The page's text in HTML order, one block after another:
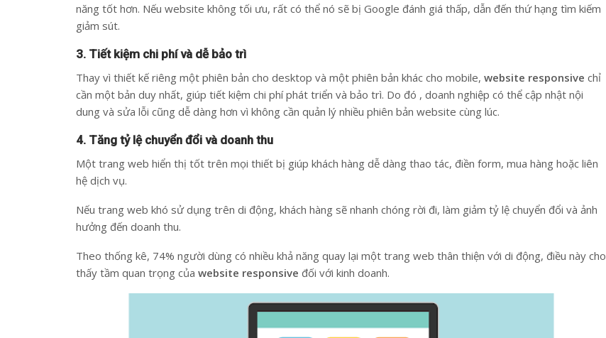
năng tốt hơn. Nếu website không tối ưu, rất có thể nó sẽ bị Google đánh giá thấp, dẫn đến thứ hạng tìm kiếm
giảm sút.
3. Tiết kiệm chi phí và dễ bảo trì
Thay vì thiết kế riêng một phiên bản cho desktop và một phiên bản khác cho mobile, website responsive chỉ
cần một bản duy nhất, giúp tiết kiệm chi phí phát triển và bảo trì. Do đó , doanh nghiệp có thể cập nhật nội
dung và sửa lỗi cũng dễ dàng hơn vì không cần quản lý nhiều phiên bản website cùng lúc.
4. Tăng tỷ lệ chuyển đổi và doanh thu
Một trang web hiển thị tốt trên mọi thiết bị giúp khách hàng dễ dàng thao tác, điền form, mua hàng hoặc liên
hệ dịch vụ.
Nếu trang web khó sử dụng trên di động, khách hàng sẽ nhanh chóng rời đi, làm giảm tỷ lệ chuyển đổi và ảnh
hưởng đến doanh thu.
Theo thống kê, 74% người dùng có nhiều khả năng quay lại một trang web thân thiện với di động, điều này cho
thấy tầm quan trọng của website responsive đối với kinh doanh.